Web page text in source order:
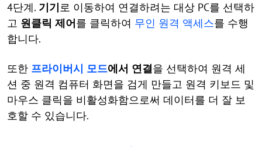
4단계. 기기로 이동하여 연결하려는 대상 PC를 선택하
고 원클릭 제어를 클릭하여 무인 원격 액세스를 수행
합니다.
또한 프라이버시 모드에서 연결을 선택하여 원격 세
션 중 원격 컴퓨터 화면을 검게 만들고 원격 키보드 및
마우스 클릭을 비활성화함으로써 데이터를 더 잘 보
호할 수 있습니다.